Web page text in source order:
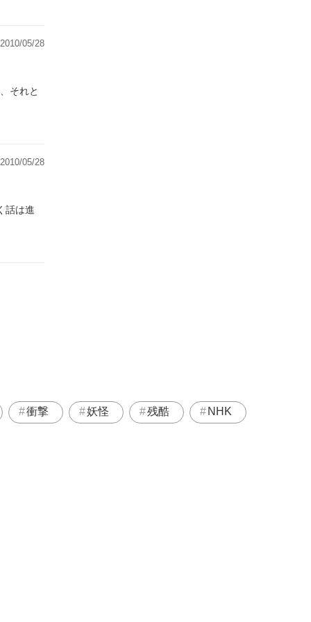
2010/05/28
それと
2010/05/28
話は進
衝撃 妖怪 残酷 NHK